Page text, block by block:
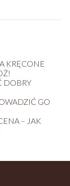
KRĘCONE
DOBRY
GO
– JAK